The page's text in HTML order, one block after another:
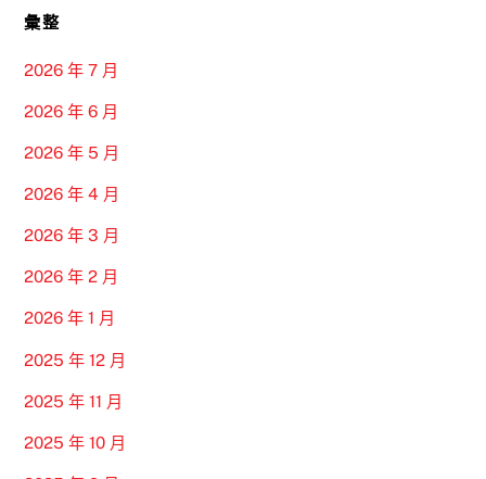
彙整
2026 年 7 月
2026 年 6 月
2026 年 5 月
2026 年 4 月
2026 年 3 月
2026 年 2 月
2026 年 1 月
2025 年 12 月
2025 年 11 月
2025 年 10 月